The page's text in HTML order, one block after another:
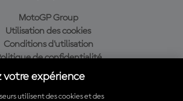
MotoGP Group
Utilisation des cookies
Conditions d'utilisation
de confidentialité
Politique d’achat
votre expérience
utilisent des cookies et des